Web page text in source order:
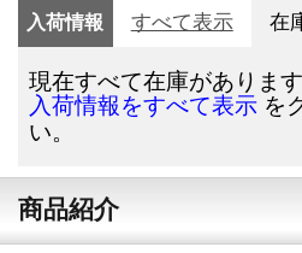
入荷情報 すべて表示 在
現在すべて在庫があります
入荷情報をすべて表示 を
い。
商品紹介